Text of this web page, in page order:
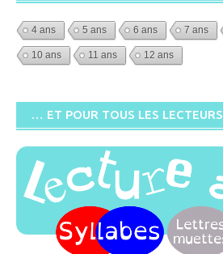
4 ans 5 ans 6 ans 7 ans
10 ans 11 ans 12 ans
… ET POUR TOUS LES LECTEURS